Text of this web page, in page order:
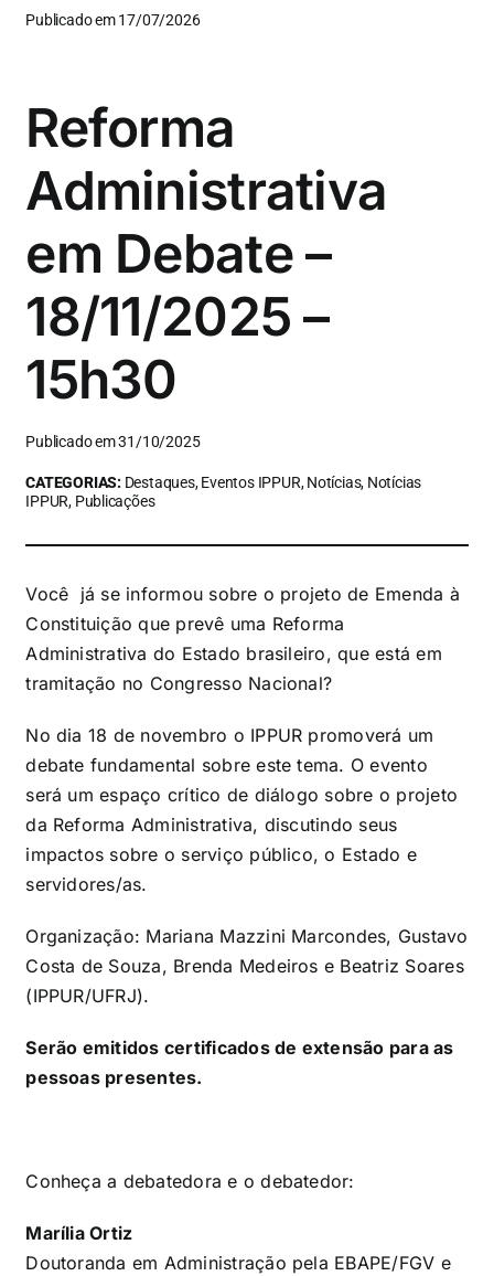
Publicado em 17/07/2026
Reforma
Administrativa
em Debate –
18/11/2025 –
15h30
Publicado em 31/10/2025
CATEGORIAS: Destaques, Eventos IPPUR, Notícias, Notícias
IPPUR, Publicações
Você já se informou sobre o projeto de Emenda à
Constituição que prevê uma Reforma
Administrativa do Estado brasileiro, que está em
tramitação no Congresso Nacional?
No dia 18 de novembro o IPPUR promoverá um
debate fundamental sobre este tema. O evento
será um espaço crítico de diálogo sobre o projeto
da Reforma Administrativa, discutindo seus
impactos sobre o serviço público, o Estado e
servidores/as.
Organização: Mariana Mazzini Marcondes, Gustavo
Costa de Souza, Brenda Medeiros e Beatriz Soares
(IPPUR/UFRJ).
Serão emitidos certificados de extensão para as
pessoas presentes.
Conheça a debatedora e o debatedor:
Marília Ortiz
Doutoranda em Administração pela EBAPE/FGV e